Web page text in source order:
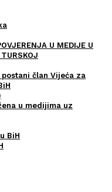
U MEDIJE U
član Vijeća za
u medijima uz
BiH